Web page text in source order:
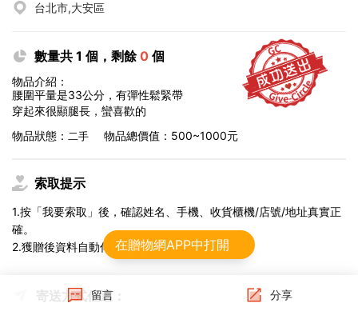
台北市,大安區
數量共 1 個，剩餘0 個
物品介紹：
腰圍平量是33公分，有彈性鬆緊帶
穿起來很顯腿長，蠻喜歡的
物品狀態： 二手 物品總價值：500~1000元
索取提示
1.按「我要索取」後，確認姓名、手機、收貨櫃機/店號/地址真實正
確。
2.獲贈後資料自動傳給物流，不可修改。
寄送方式任選：
留言 分享
在贈物網APP中打開